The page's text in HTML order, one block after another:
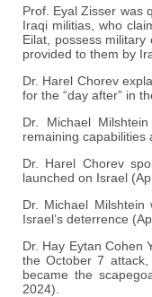
Prof. Eyal Zisser was
Iraqi militias, who
Eilat, possess military
provided to them by
Dr. Harel Chorev
for the “day after” in
Dr. Michael
remaining capabilities
Dr. Harel Chorev
launched on Israel
Dr. Michael Milshtein
Israel’s deterrence
Dr. Hay Eytan Cohen
the October 7
became the
2024).